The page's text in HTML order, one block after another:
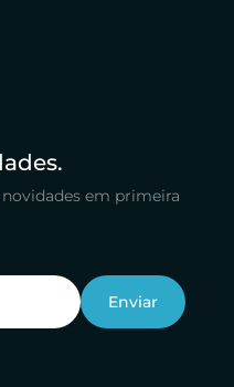
em primeira